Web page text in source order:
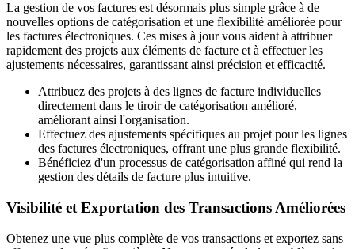
La gestion de vos factures est désormais plus simple grâce à de
nouvelles options de catégorisation et une flexibilité améliorée pour
les factures électroniques. Ces mises à jour vous aident à attribuer
rapidement des projets aux éléments de facture et à effectuer les
ajustements nécessaires, garantissant ainsi précision et efficacité.
Attribuez des projets à des lignes de facture individuelles
directement dans le tiroir de catégorisation amélioré,
améliorant ainsi l'organisation.
Effectuez des ajustements spécifiques au projet pour les lignes
des factures électroniques, offrant une plus grande flexibilité.
Bénéficiez d'un processus de catégorisation affiné qui rend la
gestion des détails de facture plus intuitive.
Visibilité et Exportation des Transactions Améliorées
Obtenez une vue plus complète de vos transactions et exportez sans